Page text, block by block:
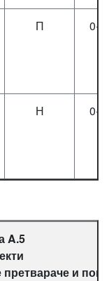
П
Н
A.5
претвараче и